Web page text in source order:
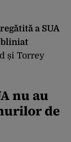
a SUA
și Torrey
nu au
de